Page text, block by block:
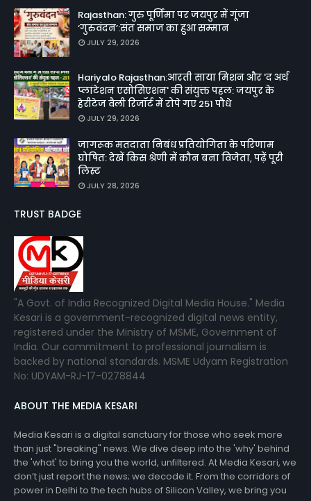
Rajasthan: गुरु पूर्णिमा पर जयपुर में गूंजा
‘गुरुवंदन’:संत समाज का हुआ सम्मान
JULY 29, 2026
Hariyalo Rajasthan:आरती साया मिशन और 'द अर्थ
प्लांटेशन एसोसिएशन' की संयुक्त पहल: जयपुर के
हेरीटेज वैली रिजॉर्ट में रोपे गए 251 पौधे
JULY 29, 2026
जागरूक मतदाता निबंध प्रतियोगिता के परिणाम
घोषित: देखें किस श्रेणी में कौन बना विजेता, पढ़ें पूरी
लिस्ट
JULY 28, 2026
TRUST BADGE
"A Govt. of India Recognized Digital Media House." Media
Kesari is a government-recognized digital news entity,
registered under the Ministry of MSME, Government of
India. Our commitment to professional journalism is
backed by national standards. MSME Udyam Registration
No: UDYAM-RJ-17-0278844
ABOUT THE MEDIA KESARI
Media Kesari is a digital sanctuary for those who seek more
than just "breaking" news. We dive deep into the 'why' behind
the 'what' to bring you the world, unfiltered. At Media Kesari, we
don’t just report the news; we decode it. From the corridors of
power in Delhi to the tech hubs of Silicon Valley, we bring you